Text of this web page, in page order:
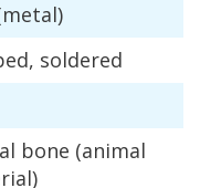
metal)
, soldered
bone (animal
)